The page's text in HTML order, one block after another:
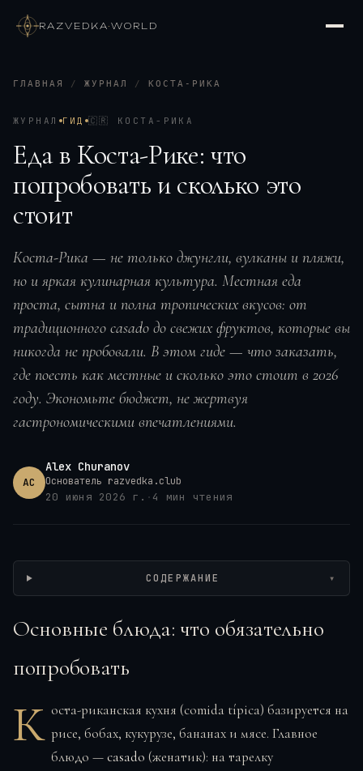
RAZVEDKA·WORLD
ГЛАВНАЯ / ЖУРНАЛ / КОСТА-РИКА
ЖУРНАЛ ГИД 🇨🇷 КОСТА-РИКА
Еда в Коста-Рике: что
попробовать и сколько это
стоит
Коста-Рика — не только джунгли, вулканы и пляжи,
но и яркая кулинарная культура. Местная еда
проста, сытна и полна тропических вкусов: от
традиционного casado до свежих фруктов, которые вы
никогда не пробовали. В этом гиде — что заказать,
где поесть как местные и сколько это стоит в 2026
году. Экономьте бюджет, не жертвуя
гастрономическими впечатлениями.
AC
Alex Churanov
Основатель razvedka.club
20 июня 2026 г. · 4 мин чтения
СОДЕРЖАНИЕ ▾
Основные блюда: что обязательно
попробовать
К оста-риканская кухня (comida típica) базируется на
рисе, бобах, кукурузе, бананах и мясе. Главное
блюдо —casado (женатик): на тарелку